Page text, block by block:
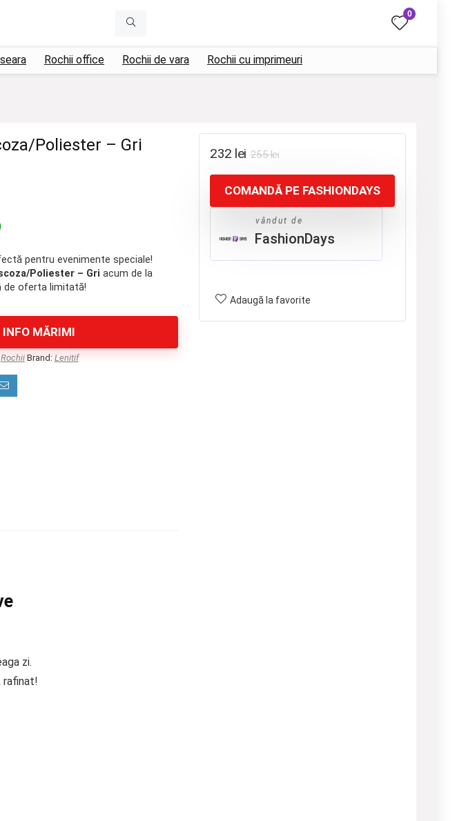
0
Rochii office Rochii de vara Rochii cu imprimeuri
Poliester – Gri
lei.
pentru evenimente speciale!
Poliester – Gri acum de la
de oferta limitată!
INFO MĂRIMI
Rochii Brand: Lenitif
zi.
rafinat!
255leiPrețul
inițial
a
fost:
255 lei.
232 lei
Prețul
curent
este:
232 lei.
COMANDĂ PE FASHIONDAYS
vândut de
FashionDays
Adaugă la favorite